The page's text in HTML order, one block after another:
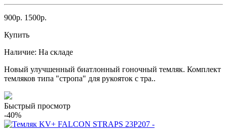
900р. 1500р.
Купить
Наличие: На складе
Новый улучшенный биатлонный гоночный темляк. Комплект
темляков типа "стропа" для рукояток с тра..
Быстрый просмотр
-40%